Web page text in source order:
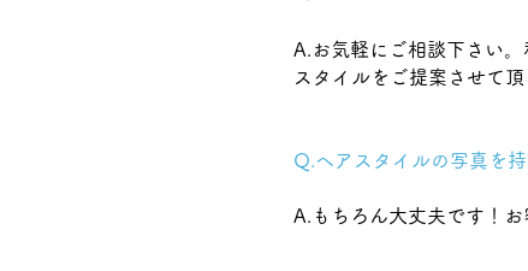
A.お気軽にご相談下さい
スタイルをご提案させて頂
Q.ヘアスタイルの写真を
A.もちろん大丈夫です！